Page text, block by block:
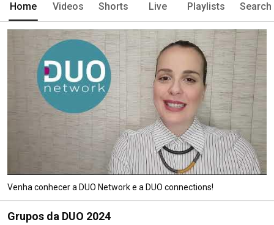
Home Videos Shorts Live Playlists Search
Venha conhecer a DUO Network e a DUO connections!
Grupos da DUO 2024